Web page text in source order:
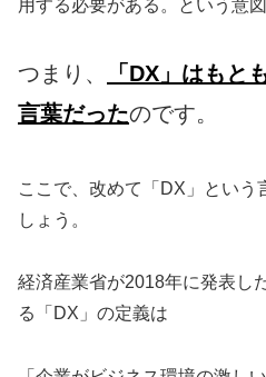
用する必要がある。という意
つまり、
「DX」はもと
言葉だったのです。
ここで、改めて「DX」という
しょう。
経済産業省が2018年に発表し
る「DX」の定義は